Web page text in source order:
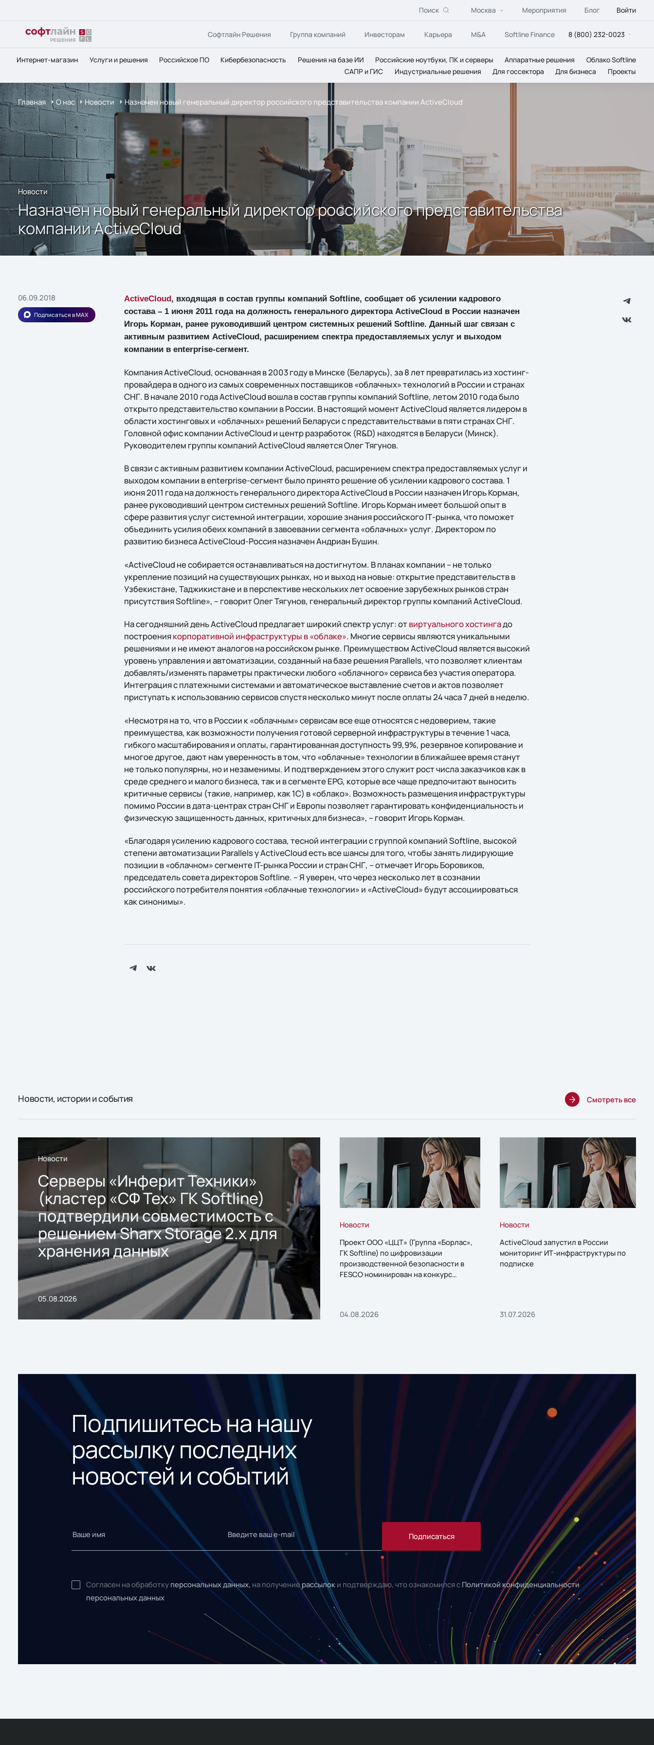
Поиск Москва Мероприятия Блог Войти
Софтлайн Решения Группа компаний Инвесторам Карьера M&A Softline Finance 8 (800) 232-0023
Интернет-магазин Услуги и решения Российское ПО Кибербезопасность Решения на базе ИИ Российские ноутбуки, ПК и серверы Аппаратные решения
Облако Softline
САПР и ГИС
Индустриальные решения Для госсектора Для бизнеса Проекты
Главная О нас Новости Назначен новый генеральный директор российского представительства компании ActiveCloud
Новости
Назначен новый генеральный директор российского представительства
компании ActiveCloud
06.09.2018
Подписаться в MAX
ActiveCloud, входящая в состав группы компаний Softline, сообщает об усилении кадрового
состава – 1 июня 2011 года на должность генерального директора ActiveCloud в России назначен
Игорь Корман, ранее руководивший центром системных решений Softline. Данный шаг связан с
активным развитием ActiveCloud, расширением спектра предоставляемых услуг и выходом
компании в enterprise-сегмент.
Компания ActiveCloud, основанная в 2003 году в Минске (Беларусь), за 8 лет превратилась из хостинг-
провайдера в одного из самых современных поставщиков «облачных» технологий в России и странах
СНГ. В начале 2010 года ActiveCloud вошла в состав группы компаний Softline, летом 2010 года было
открыто представительство компании в России. В настоящий момент ActiveCloud является лидером в
области хостинговых и «облачных» решений Беларуси с представительствами в пяти странах СНГ.
Головной офис компании ActiveCloud и центр разработок (R&D) находятся в Беларуси (Минск).
Руководителем группы компаний ActiveCloud является Олег Тягунов.
В связи с активным развитием компании ActiveCloud, расширением спектра предоставляемых услуг и
выходом компании в enterprise-сегмент было принято решение об усилении кадрового состава. 1
июня 2011 года на должность генерального директора ActiveCloud в России назначен Игорь Корман,
ранее руководивший центром системных решений Softline. Игорь Корман имеет большой опыт в
сфере развития услуг системной интеграции, хорошие знания российского IТ-рынка, что поможет
объединить усилия обеих компаний в завоевании сегмента «облачных» услуг. Директором по
развитию бизнеса ActiveCloud-Россия назначен Андриан Бушин.
«ActiveCloud не собирается останавливаться на достигнутом. В планах компании – не только
укрепление позиций на существующих рынках, но и выход на новые: открытие представительств в
Узбекистане, Таджикистане и в перспективе нескольких лет освоение зарубежных рынков стран
присутствия Softline», – говорит Олег Тягунов, генеральный директор группы компаний ActiveCloud.
На сегодняшний день ActiveCloud предлагает широкий спектр услуг: отвиртуального хостингадо
построениякорпоративной инфраструктуры в «облаке». Многие сервисы являются уникальными
решениями и не имеют аналогов на российском рынке. Преимуществом ActiveCloud является высокий
уровень управления и автоматизации, созданный на базе решения Parallels, что позволяет клиентам
добавлять/изменять параметры практически любого «облачного» сервиса без участия оператора.
Интеграция с платежными системами и автоматическое выставление счетов и актов позволяет
приступать к использованию сервисов спустя несколько минут после оплаты 24 часа 7 дней в неделю.
«Несмотря на то, что в России к «облачным» сервисам все еще относятся с недоверием, такие
преимущества, как возможности получения готовой серверной инфраструктуры в течение 1 часа,
гибкого масштабирования и оплаты, гарантированная доступность 99,9%, резервное копирование и
многое другое, дают нам уверенность в том, что «облачные» технологии в ближайшее время станут
не только популярны, но и незаменимы. И подтверждением этого служит рост числа заказчиков как в
среде среднего и малого бизнеса, так и в сегменте EPG, которые все чаще предпочитают выносить
критичные сервисы (такие, например, как 1С) в «облако». Возможность размещения инфраструктуры
помимо России в дата-центрах стран СНГ и Европы позволяет гарантировать конфиденциальность и
физическую защищенность данных, критичных для бизнеса», – говорит Игорь Корман.
«Благодаря усилению кадрового состава, тесной интеграции с группой компаний Softline, высокой
степени автоматизации Parallels у ActiveCloud есть все шансы для того, чтобы занять лидирующие
позиции в «облачном» сегменте IT-рынка России и стран СНГ, – отмечает Игорь Боровиков,
председатель совета директоров Softline. – Я уверен, что через несколько лет в сознании
российского потребителя понятия «облачные технологии» и «ActiveCloud» будут ассоциироваться
как синонимы».
Новости, истории и события Смотреть все
Новости
Серверы «Инферит Техники»
(кластер «СФ Тех» ГК Softline)
подтвердили совместимость с
решением Sharx Storage 2.x для
хранения данных
05.08.2026
Новости
Проект ООО «ЦЦТ» (Группа «Борлас»,
ГК Softline) по цифровизации
производственной безопасности в
FESCO номинирован на конкурс
04.08.2026
Новости
ActiveCloud запустил в России
мониторинг ИТ-инфраструктуры по
подписке
31.07.2026
Подпишитесь на нашу
рассылку последних
новостей и событий
Подписаться
Согласен на обработку персональных данных, на получениерассылок и подтверждаю, что ознакомился с Политикой конфиденциальности
персональных данных